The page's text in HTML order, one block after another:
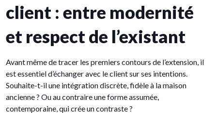
client : entre modernité
et respect de l’existant
Avant même de tracer les premiers contours de l’extension, il
est essentiel d’échanger avec le client sur ses intentions.
Souhaite-t-il une intégration discrète, fidèle à la maison
ancienne ? Ou au contraire une forme assumée,
contemporaine, qui crée un contraste ?